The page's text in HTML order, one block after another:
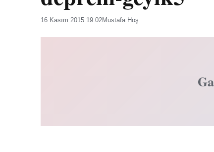
16 Kasım 2015 19:02Mustafa Hoş